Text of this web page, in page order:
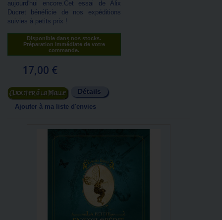
aujourd'hui encore.Cet essai de Alix
Ducret bénéficie de nos expéditions
suivies à petits prix !
Disponible dans nos stocks.
Préparation immédiate de votre
commande.
17,00 €
Ajouter au panier Détails
Ajouter à ma liste d'envies